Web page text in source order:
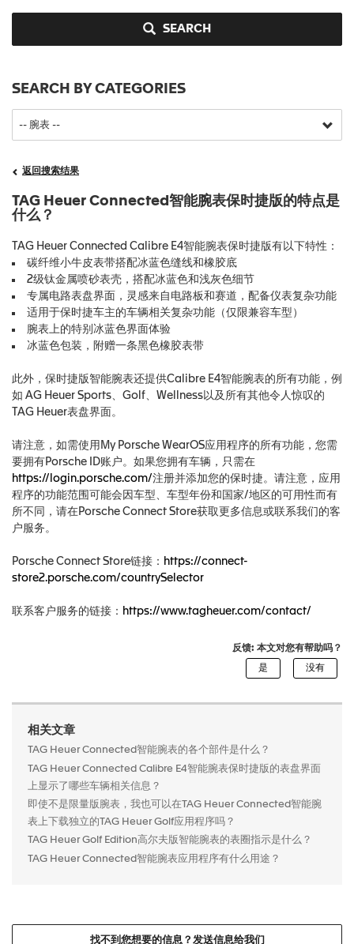
SEARCH
SEARCH BY CATEGORIES
返回搜索结果
TAG Heuer Connected智能腕表保时捷版的特点是
什么？
TAG Heuer Connected Calibre E4智能腕表保时捷版有以下特性：
碳纤维小牛皮表带搭配冰蓝色缝线和橡胶底
2级钛金属喷砂表壳，搭配冰蓝色和浅灰色细节
专属电路表盘界面，灵感来自电路板和赛道，配备仪表复杂功能
适用于保时捷车主的车辆相关复杂功能（仅限兼容车型）
腕表上的特别冰蓝色界面体验
冰蓝色包装，附赠一条黑色橡胶表带
此外，保时捷版智能腕表还提供Calibre E4智能腕表的所有功能，例
如 AG Heuer Sports、Golf、Wellness以及所有其他令人惊叹的
TAG Heuer表盘界面。
请注意，如需使用My Porsche WearOS应用程序的所有功能，您需
要拥有Porsche ID账户。如果您拥有车辆，只需在
https://login.porsche.com/注册并添加您的保时捷。请注意，应用
程序的功能范围可能会因车型、车型年份和国家/地区的可用性而有
所不同，请在Porsche Connect Store获取更多信息或联系我们的客
户服务。
Porsche Connect Store链接： https://connect-
store2.porsche.com/countrySelector
联系客户服务的链接： https://www.tagheuer.com/contact/
反馈: 本文对您有帮助吗？
相关文章
TAG Heuer Connected智能腕表的各个部件是什么？
TAG Heuer Connected Calibre E4智能腕表保时捷版的表盘界面
上显示了哪些车辆相关信息？
即使不是限量版腕表，我也可以在TAG Heuer Connected智能腕
表上下载独立的TAG Heuer Golf应用程序吗？
TAG Heuer Golf Edition高尔夫版智能腕表的表圈指示是什么？
TAG Heuer Connected智能腕表应用程序有什么用途？
找不到您想要的信息？发送信息给我们